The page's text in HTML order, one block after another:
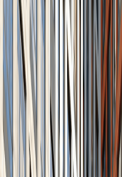
Квартиры от застройщика
Все
17 кв. Корпус 17 кв.
Студия
от 24.60 м²